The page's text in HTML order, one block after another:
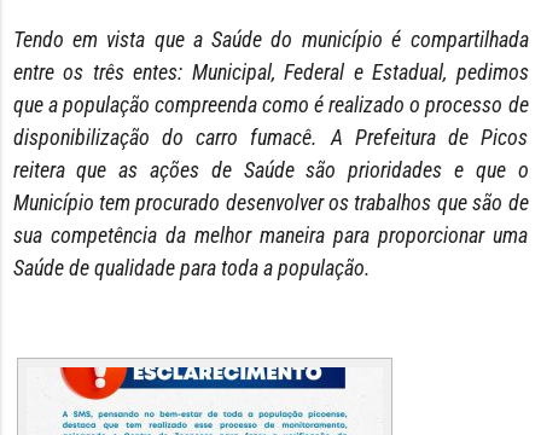
Tendo em vista que a Saúde do município é compartilhada
entre os três entes: Municipal, Federal e Estadual, pedimos
que a população compreenda como é realizado o processo de
disponibilização do carro fumacê. A Prefeitura de Picos
reitera que as ações de Saúde são prioridades e que o
Município tem procurado desenvolver os trabalhos que são de
sua competência da melhor maneira para proporcionar uma
Saúde de qualidade para toda a população.